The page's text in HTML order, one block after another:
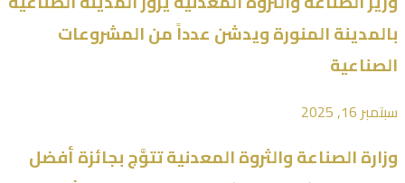
بالمدينة المنورة ويدشن عدداً من المشروعات
الصناعية
سبتمبر 16, 2025
وزارة الصناعة والثروة المعدنية تتوَّج بجائزة أفضل